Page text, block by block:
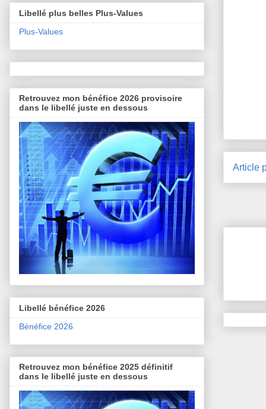
Article
Libellé plus belles Plus-Values
Plus-Values
Retrouvez mon bénéfice 2026 provisoire
dans le libellé juste en dessous
Libellé bénéfice 2026
Bénéfice 2026
Retrouvez mon bénéfice 2025 définitif
dans le libellé juste en dessous